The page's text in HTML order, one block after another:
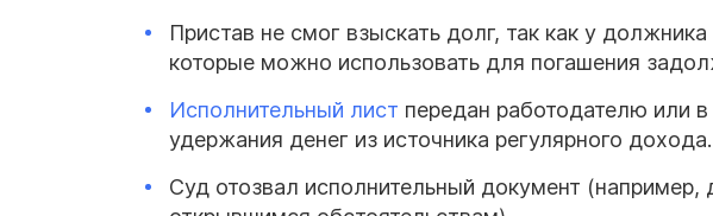
Пристав не смог взыскать долг, так как у
которые можно использовать для погашения
Исполнительный лист передан работодателю или
удержания денег из источника регулярного дохода.
Суд отозвал исполнительный документ (например,